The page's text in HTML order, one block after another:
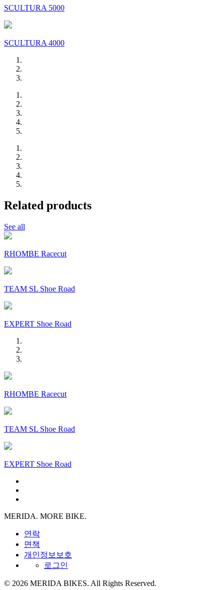
SCULTURA 5000
SCULTURA 4000
Related products
See all
RHOMBE Racecut
TEAM SL Shoe Road
EXPERT Shoe Road
RHOMBE Racecut
TEAM SL Shoe Road
EXPERT Shoe Road
MERIDA. MORE BIKE.
연락
면책
개인정보보호
로그인
© 2026 MERIDA BIKES. All Rights Reserved.